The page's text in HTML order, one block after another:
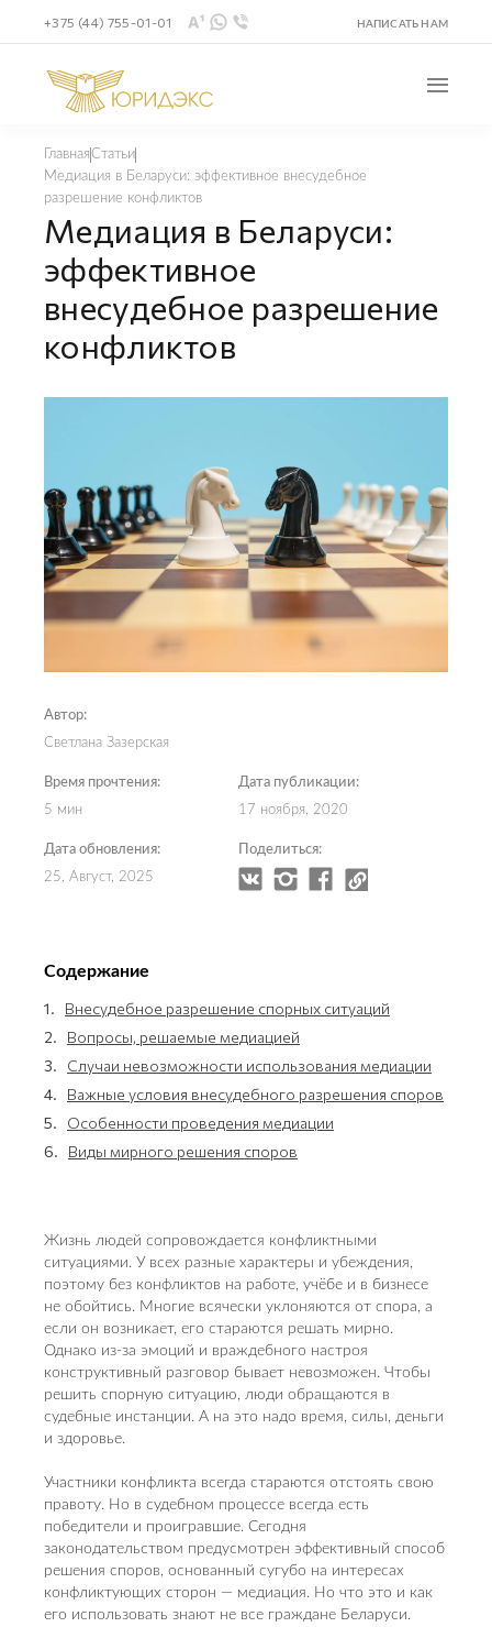
НАПИСАТЬ НАМ
+375 (44) 755-01-01
ГлавнаяСтатьи
Медиация в Беларуси: эффективное внесудебное
разрешение конфликтов
Медиация в Беларуси:
эффективное
внесудебное разрешение
конфликтов
Время прочтения:
5 мин
Автор:
Светлана Зазерская
Дата публикации:
17 ноября, 2020
Дата обновления:
25, Август, 2025
Поделиться:
Содержание
1.
Внесудебное разрешение спорных ситуаций
2.
Вопросы, решаемые медиацией
3.
Случаи невозможности использования медиации
4.
Важные условия внесудебного разрешения споров
5.
Особенности проведения медиации
6.
Виды мирного решения споров
Жизнь людей сопровождается конфликтными
ситуациями. У всех разные характеры и убеждения,
поэтому без конфликтов на работе, учёбе и в бизнесе
не обойтись. Многие всячески уклоняются от спора, а
если он возникает, его стараются решать мирно.
Однако из-за эмоций и враждебного настроя
конструктивный разговор бывает невозможен. Чтобы
решить спорную ситуацию, люди обращаются в
судебные инстанции. А на это надо время, силы, деньги
и здоровье.
Участники конфликта всегда стараются отстоять свою
правоту. Но в судебном процессе всегда есть
победители и проигравшие. Сегодня
законодательством предусмотрен эффективный способ
решения споров, основанный сугубо на интересах
конфликтующих сторон — медиация. Но что это и как
его использовать знают не все граждане Беларуси.